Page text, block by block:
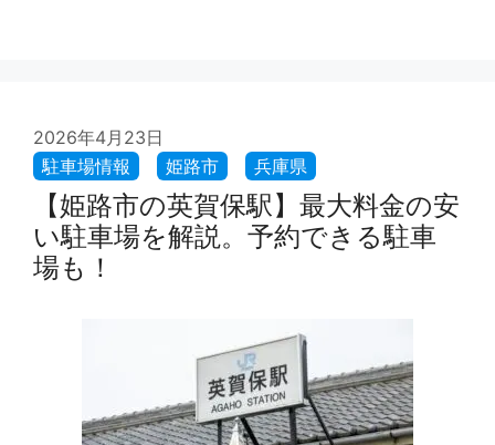
2026年4月23日
【姫路市の英賀保駅】最大料金の安
い駐車場を解説。予約できる駐車
場も！